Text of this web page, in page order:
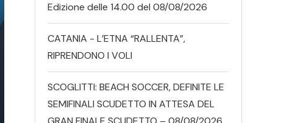
Edizione delle 14.00 del 08/08/2026
CATANIA - L’ETNA “RALLENTA”,
RIPRENDONO I VOLI
SCOGLITTI: BEACH SOCCER, DEFINITE LE
SEMIFINALI SCUDETTO IN ATTESA DEL